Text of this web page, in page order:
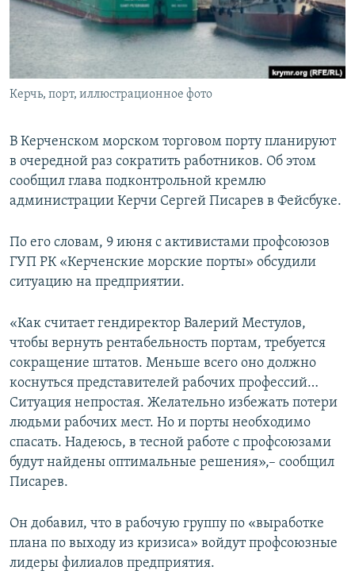
ПОБЕДИТЕЛЕЙ НЕ СУДЯТ?
КРЫМ.НЕПОКОРЕННЫЙ
ELIFBE
УКРАИНСКАЯ ПРОБЛЕМА КРЫМА
ПРИСОЕДИНЯЙТЕСЬ!
Керчь, порт, иллюстрационное фото
В Керченском морском торговом порту планируют
в очередной раз сократить работников. Об этом
сообщил глава подконтрольной кремлю
администрации Керчи Сергей Писарев в Фейсбуке.
По его словам, 9 июня с активистами профсоюзов
ГУП РК «Керченские морские порты» обсудили
ситуацию на предприятии.
«Как считает гендиректор Валерий Местулов,
чтобы вернуть рентабельность портам, требуется
сокращение штатов. Меньше всего оно должно
коснуться представителей рабочих профессий…
Ситуация непростая. Желательно избежать потери
людьми рабочих мест. Но и порты необходимо
спасать. Надеюсь, в тесной работе с профсоюзами
будут найдены оптимальные решения»,– сообщил
Писарев.
Он добавил, что в рабочую группу по «выработке
плана по выходу из кризиса» войдут профсоюзные
лидеры филиалов предприятия.